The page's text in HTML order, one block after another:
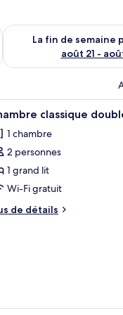
août 14 - août
La fin de semaine
août 21 -
Vérifier la disponibilité
porte ouverte.un four à micro-
5 classique
1 chambre
2 personnes
1 grand lit
Wi-Fi gratuit
de détails